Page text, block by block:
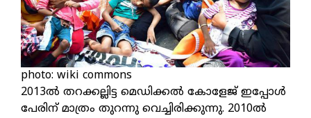
photo: wiki commons
2013ൽ തറക്കല്ലിട്ട മെഡിക്കൽ കോളേജ് ഇപ്പോൾ
പേരിന് മാത്രം തുറന്നു വെച്ചിരിക്കുന്നു. 2010ൽ